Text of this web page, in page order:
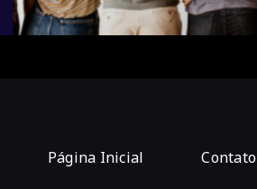
Página Inicial
Contato